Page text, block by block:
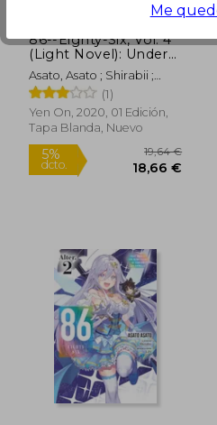
5%
dcto.
16,24 €
86--Eighty-Six, Vol. 4
(Light Novel): Under
Pressure (86--Eighty-
Six (Light Novel), 4)
(en Inglés)
Asato, Asato ; Shirabii ;
Lempert, Roman
(1)
Yen On, 2020, 01 Edición,
Tapa Blanda, Nuevo
Me